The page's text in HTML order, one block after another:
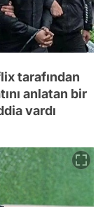
tarafından
anlatan bir
vardı